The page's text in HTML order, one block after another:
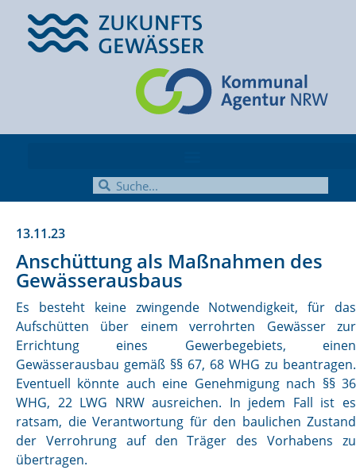
13.11.23
Anschüttung als Maßnahmen des
Gewässerausbaus
Es besteht keine zwingende Notwendigkeit, für das
Aufschütten über einem verrohrten Gewässer zur
Errichtung eines Gewerbegebiets, einen
Gewässerausbau gemäß §§ 67, 68 WHG zu beantragen.
Eventuell könnte auch eine Genehmigung nach §§ 36
WHG, 22 LWG NRW ausreichen. In jedem Fall ist es
ratsam, die Verantwortung für den baulichen Zustand
der Verrohrung auf den Träger des Vorhabens zu
übertragen.